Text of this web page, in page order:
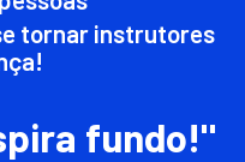
tornar instrutores
fundo!"